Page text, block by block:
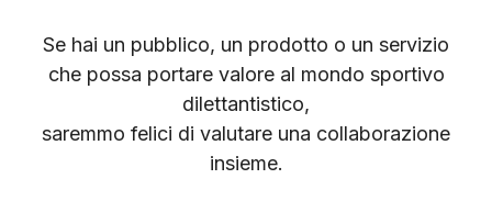
Se hai un pubblico, un prodotto o un servizio
che possa portare valore al mondo sportivo
dilettantistico,
saremmo felici di valutare una collaborazione
insieme.